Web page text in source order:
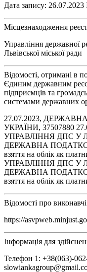
Дата запису:
Місцезнаходження
Управління державної
Львівської міської ради
Відомості, отримані в
Єдиним державним
підприємців та
системами державних
27.07.2023,
УКРАЇНИ, 37507880
УПРАВЛІННЯ ДПС У
ДЕРЖАВНА
взяття на облік як
УПРАВЛІННЯ ДПС У
ДЕРЖАВНА
взяття на облік як
Відомості про
https://
Інформація для
Телефон 1: +38(063)-